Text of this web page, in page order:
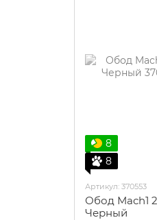
8
8
Артикул: 370553
Обод Mach1
Черный